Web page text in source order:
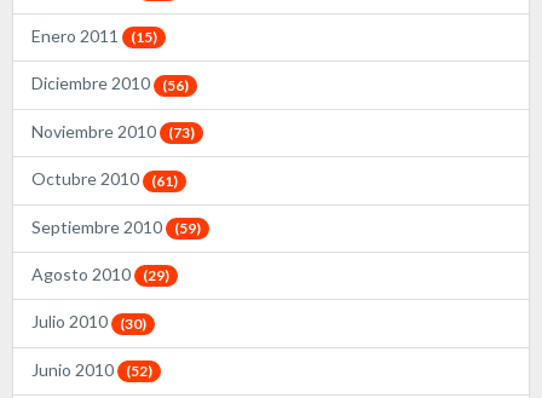
Enero 2011 (15)
Diciembre 2010 (56)
Noviembre 2010 (73)
Octubre 2010 (61)
Septiembre 2010 (59)
Agosto 2010 (29)
Julio 2010 (30)
Junio 2010 (52)